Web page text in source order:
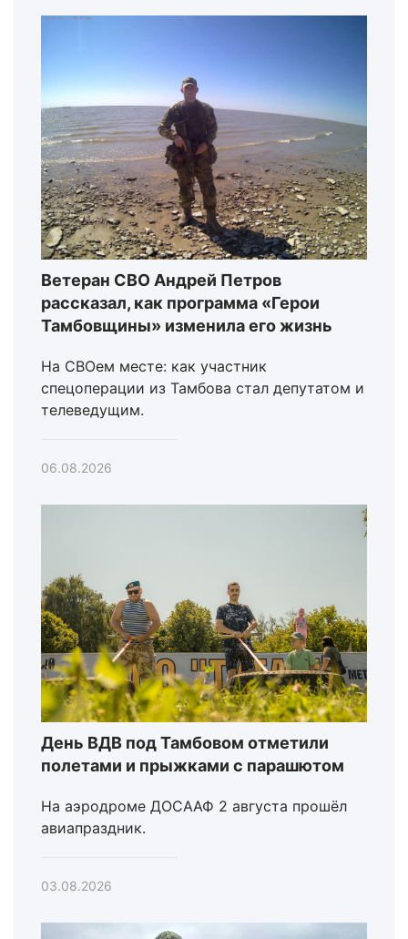
Ветеран СВО Андрей Петров
рассказал, как программа «Герои
Тамбовщины» изменила его жизнь
На СВОем месте: как участник
спецоперации из Тамбова стал депутатом и
телеведущим.
06.08.2026
День ВДВ под Тамбовом отметили
полетами и прыжками с парашютом
На аэродроме ДОСААФ 2 августа прошёл
авиапраздник.
03.08.2026